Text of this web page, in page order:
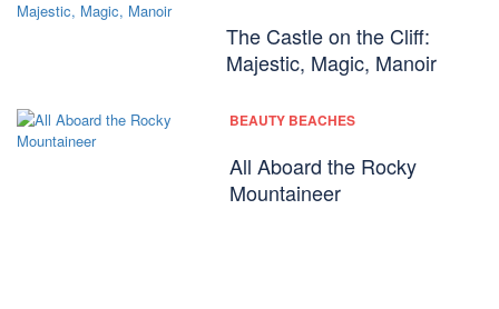
The Castle on the Cliff:
Majestic, Magic, Manoir
BEAUTY BEACHES
All Aboard the Rocky
Mountaineer